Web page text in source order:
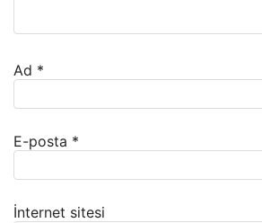
Ad *
E-posta *
İnternet sitesi